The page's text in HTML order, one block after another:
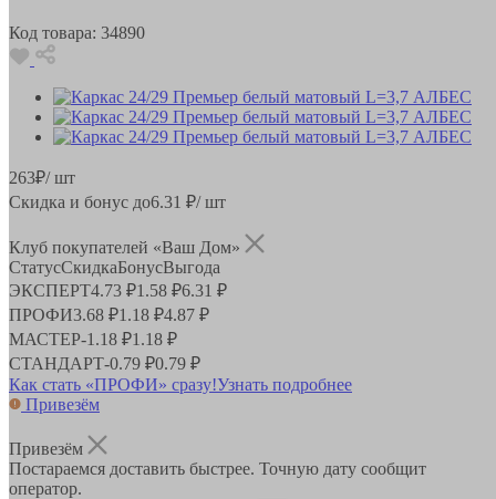
Код товара: 34890
263₽/ шт
Скидка и бонус до6.31 ₽/ шт
Клуб покупателей «Ваш Дом»
СтатусСкидкаБонусВыгода
ЭКСПЕРТ4.73 ₽1.58 ₽6.31 ₽
ПРОФИ3.68 ₽1.18 ₽4.87 ₽
МАСТЕР-1.18 ₽1.18 ₽
СТАНДАРТ-0.79 ₽0.79 ₽
Как стать «ПРОФИ» сразу!Узнать подробнее
Привезём
Привезём
Постараемся доставить быстрее. Точную дату сообщит
оператор.